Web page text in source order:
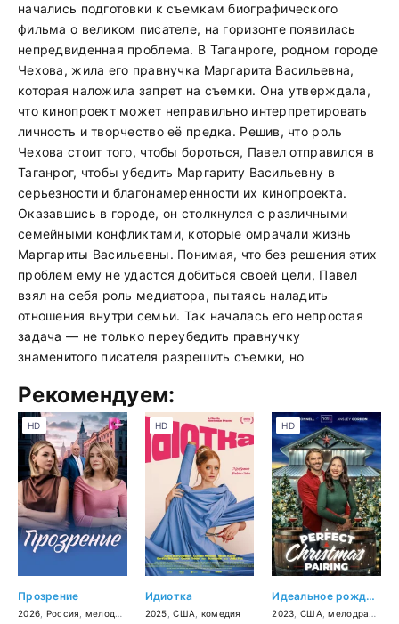
начались подготовки к съемкам биографического
фильма о великом писателе, на горизонте появилась
непредвиденная проблема. В Таганроге, родном городе
Чехова, жила его правнучка Маргарита Васильевна,
которая наложила запрет на съемки. Она утверждала,
что кинопроект может неправильно интерпретировать
личность и творчество её предка. Решив, что роль
Чехова стоит того, чтобы бороться, Павел отправился в
Таганрог, чтобы убедить Маргариту Васильевну в
серьезности и благонамеренности их кинопроекта.
Оказавшись в городе, он столкнулся с различными
семейными конфликтами, которые омрачали жизнь
Маргариты Васильевны. Понимая, что без решения этих
проблем ему не удастся добиться своей цели, Павел
взял на себя роль медиатора, пытаясь наладить
отношения внутри семьи. Так началась его непростая
задача — не только переубедить правнучку
знаменитого писателя разрешить съемки, но
Рекомендуем:
Прозрение
2026 Россия мелодрама
HD
Идиотка
2025 ,США комедия
HD
Идеальное рождественское сочетание
2023 США ,мелодрама
HD